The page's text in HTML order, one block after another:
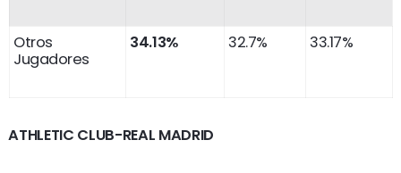
Otros
Jugadores
34.13% 32.7% 33.17%
ATHLETIC CLUB-REAL MADRID